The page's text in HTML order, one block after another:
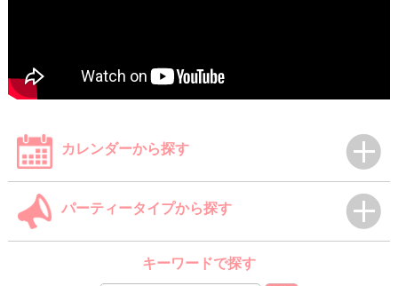
カレンダーから探す
パーティータイプから探す
キーワードで探す